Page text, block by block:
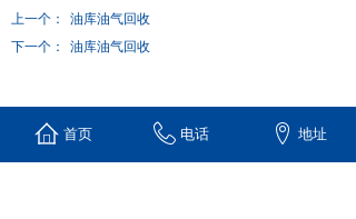
上一个：
油库油气回收
下一个：
油库油气回收
首页 电话 地址